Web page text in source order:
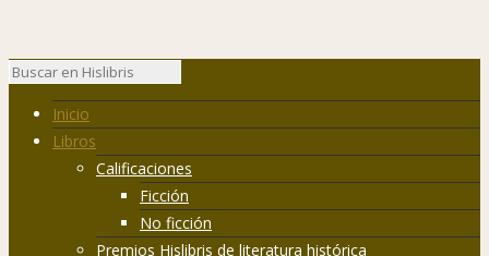
Inicio
Libros
Calificaciones
Ficción
No ficción
Premios Hislibris de literatura histórica